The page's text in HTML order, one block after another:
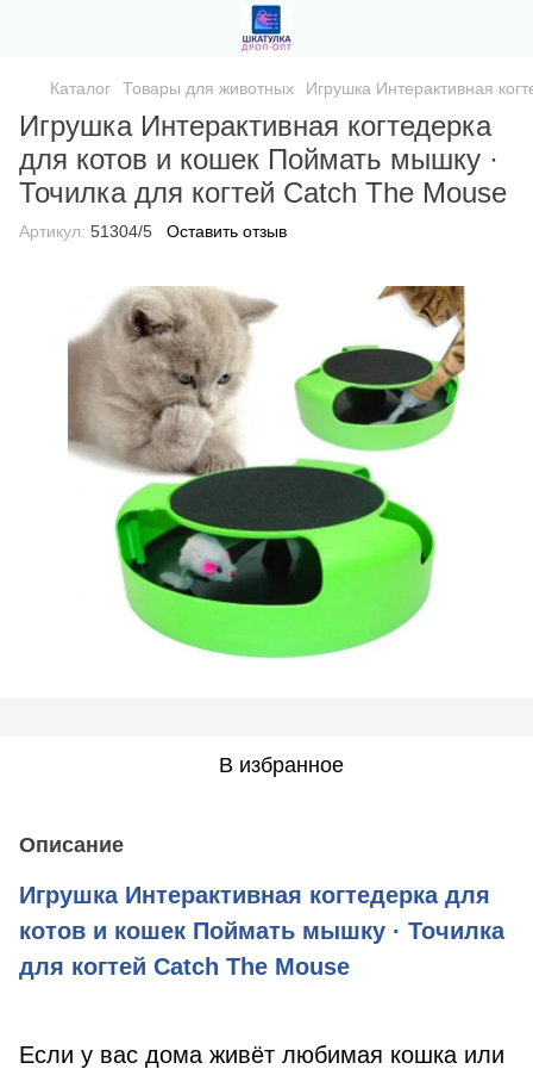
Каталог Товары для животных Игрушка Интерактивная
Игрушка Интерактивная когтедерка
для котов и кошек Поймать мышку ·
Точилка для когтей Catch The Mouse
Артикул: 51304/5 Оставить отзыв
В избранное
Описание
Игрушка Интерактивная когтедерка для
котов и кошек Поймать мышку · Точилка
для когтей Catch The Mouse
Если у вас дома живёт любимая кошка или